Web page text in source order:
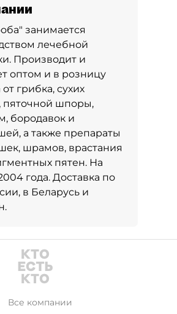
занимается
лечебной
Производит и
оптом и в розницу
грибка, сухих
пяточной шпоры,
бородавок и
а также препараты
шрамов, врастания
пятен. На
года. Доставка по
в Беларусь и
Все компании